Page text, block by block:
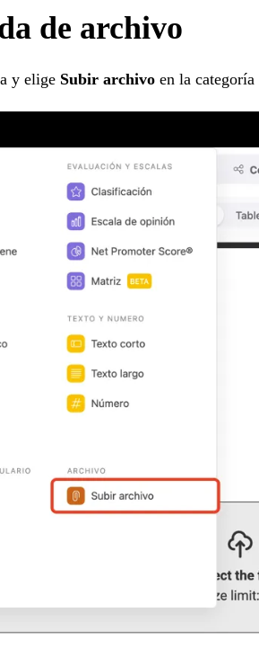
de archivo
y elige Subir archivo en la categoría